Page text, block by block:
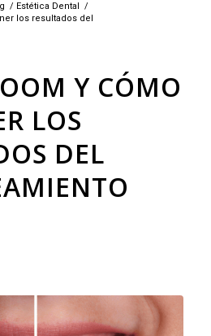
/ Estética Dental /
los resultados del
Y CÓMO
LOS
DEL